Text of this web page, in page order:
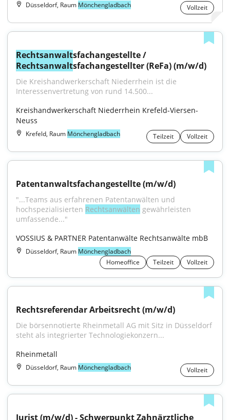
Düsseldorf, Raum Mönchengladbach Vollzeit
Rechtsanwalt
Rechtsanwaltsfachangestellter (ReFa) (m/w/d)
Die Kreishandwerkerschaft Niederrhein ist die
Interessenvertretung von rund 14.500...
Kreishandwerkerschaft Niederrhein Krefeld-Viersen-
Neuss
Krefeld, Raum Mönchengladbach Teilzeit Vollzeit
Patentanwaltsfachangestellte (m/w/d)
"...Teams aus erfahrenen Patentanwälten und
hochspezialisierten Rechtsanwälten gewährleisten
umfassende..."
VOSSIUS & PARTNER Patentanwälte Rechtsanwälte mbB
Düsseldorf, Raum Mönchengladbach
Homeoffice
Teilzeit Vollzeit
Rechtsreferendar Arbeitsrecht (m/w/d)
Die börsennotierte Rheinmetall AG mit Sitz in Düsseldorf
steht als integrierter Technologiekonzern...
Rheinmetall
Düsseldorf, Raum Mönchengladbach Vollzeit
Jurist (m/w/d) - Schwerpunkt Zahnärztliche